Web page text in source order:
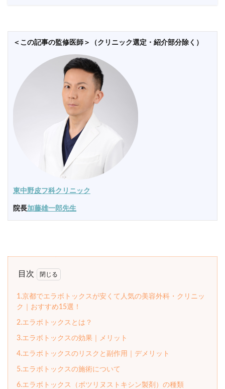
＜この記事の監修医師＞（クリニック選定・紹介部分除く）
東中野皮フ科クリニック
院長加藤雄一郎先生
目次
1.京都でエラボトックスが安くて人気の美容外科・クリニッ
ク｜おすすめ15選！
2.エラボトックスとは？
3.エラボトックスの効果｜メリット
4.エラボトックスのリスクと副作用｜デメリット
5.エラボトックスの施術について
6.エラボトックス（ボツリヌストキシン製剤）の種類